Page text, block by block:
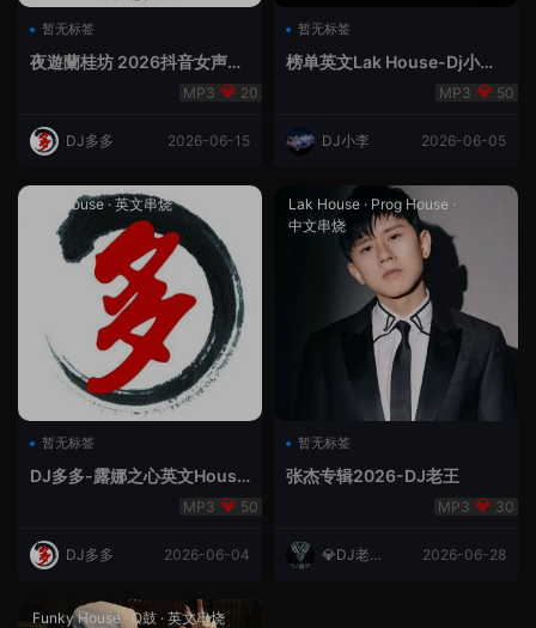
暂无标签
夜遊蘭桂坊 2026抖音女声整
合（DJ多多DJ尾巴）
20
DJ多多 2026-06-15
暂无标签
榜单英文Lak House-Dj小李
50
DJ小李 2026-06-05
Lak House· 英文串烧
暂无标签
DJ多多-露娜之心英文House
50
DJ多多 2026-06-04
Lak House · Prog House ·
中文串烧
暂无标签
张杰专辑2026-DJ老王
30
💎DJ老王
2026-06-28
Funky House· Q鼓 · 英文串烧